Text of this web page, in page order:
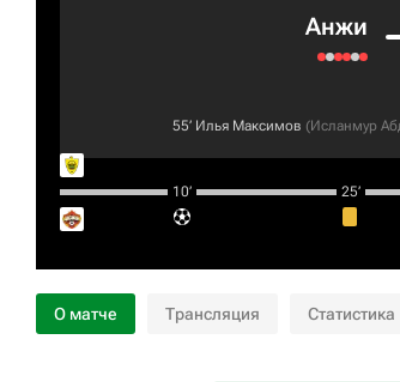
Анжи
55‎’‎ Илья Максимов (Исланмур
10‎’‎ 25‎’‎
О матче Трансляция Статистика